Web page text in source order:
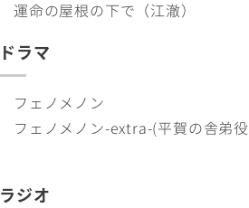
運命の屋根の下で（江澈）
ドラマ
フェノメノン
フェノメノン-extra-(平賀の舎弟
ラジオ